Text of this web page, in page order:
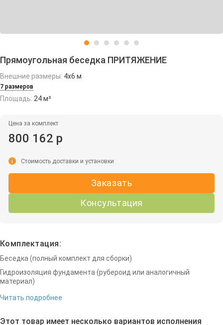
Прямоугольная беседка ПРИТЯЖЕНИЕ
Внешние размеры: 4х6 м
7 размеров
Площадь: 24 м²
Цена за комплект
800 162 р
Заказать
Консультация
i Стоимость доставки и установки
Комплектация:
Беседка (полный комплект для сборки)
Гидроизоляция фундамента (рубероид или аналогичный
материал)
Читать подробнее
Этот товар имеет несколько вариантов исполнения